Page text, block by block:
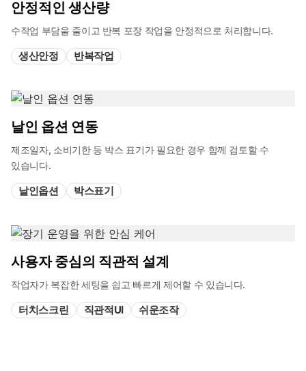
안정적인 생산량
수작업 부담을 줄이고 반복 포장 작업을 안정적으로 처리합니다.
생산안정 반복작업
날인 옵션 연동
제조일자, 소비기한 등 박스 표기가 필요한 경우 함께 검토할 수
있습니다.
날인옵션 박스표기
사용자 중심의 직관적 설계
작업자가 복잡한 세팅을 쉽고 빠르게 제어할 수 있습니다.
터치스크린 직관적UI 쉬운조작